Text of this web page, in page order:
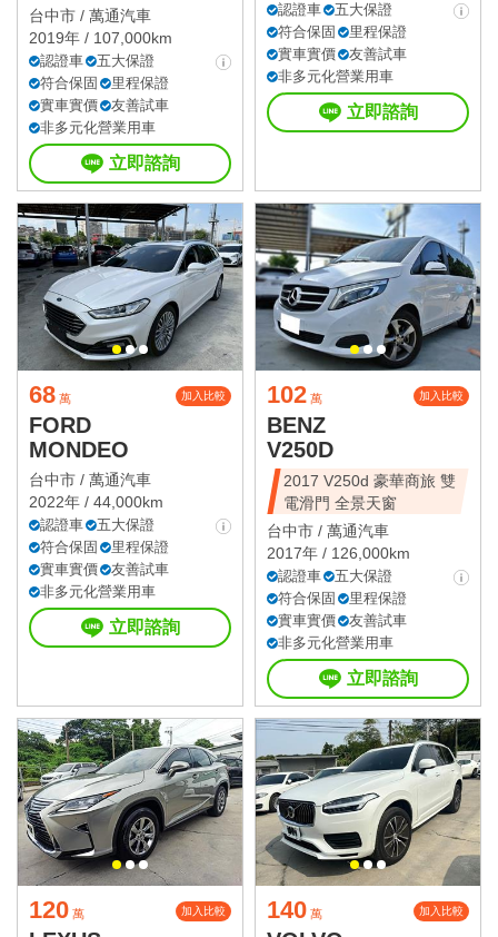
值休旅
台中市 / 萬通汽車
2019年 / 107,000km
認證車
五大保證
符合保固
里程保證
實車實價
友善試車
非多元化營業用車
立即諮詢
認證車
五大保證
符合保固
里程保證
實車實價
友善試車
非多元化營業用車
立即諮詢
68 萬 加入比較
FORD
MONDEO
台中市 / 萬通汽車
2022年 / 44,000km
認證車
五大保證
符合保固
里程保證
實車實價
友善試車
非多元化營業用車
立即諮詢
102 萬 加入比較
BENZ
V250D
2017 V250d 豪華商旅 雙
電滑門 全景天窗
台中市 / 萬通汽車
2017年 / 126,000km
認證車
五大保證
符合保固
里程保證
實車實價
友善試車
非多元化營業用車
立即諮詢
120 萬 加入比較 140 萬 加入比較